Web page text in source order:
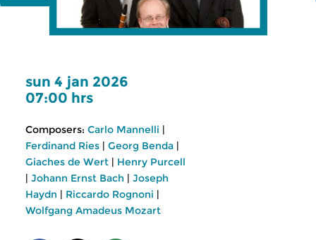
sun 4 jan 2026
07:00 hrs
Composers: Carlo Mannelli |
Ferdinand Ries | Georg Benda |
Giaches de Wert | Henry Purcell
| Johann Ernst Bach | Joseph
Haydn | Riccardo Rognoni |
Wolfgang Amadeus Mozart